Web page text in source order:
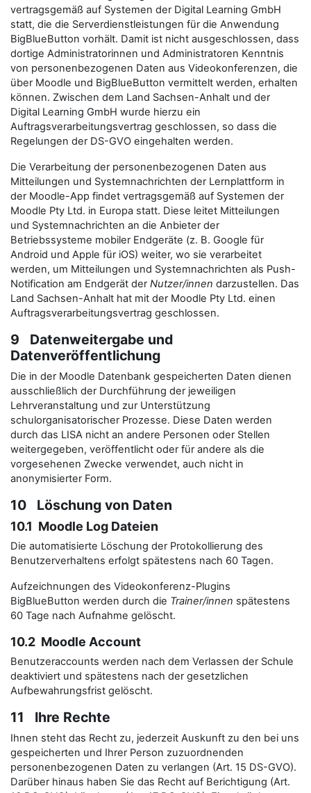
vertragsgemäß auf Systemen der Digital Learning GmbH
statt, die die Serverdienstleistungen für die Anwendung
BigBlueButton vorhält. Damit ist nicht ausgeschlossen, dass
dortige Administratorinnen und Administratoren Kenntnis
von personenbezogenen Daten aus Videokonferenzen, die
über Moodle und BigBlueButton vermittelt werden, erhalten
können. Zwischen dem Land Sachsen-Anhalt und der
Digital Learning GmbH wurde hierzu ein
Auftragsverarbeitungsvertrag geschlossen, so dass die
Regelungen der DS-GVO eingehalten werden.
Die Verarbeitung der personenbezogenen Daten aus
Mitteilungen und Systemnachrichten der Lernplattform in
der Moodle-App findet vertragsgemäß auf Systemen der
Moodle Pty Ltd. in Europa statt. Diese leitet Mitteilungen
und Systemnachrichten an die Anbieter der
Betriebssysteme mobiler Endgeräte (z. B. Google für
Android und Apple für iOS) weiter, wo sie verarbeitet
werden, um Mitteilungen und Systemnachrichten als Push-
Notification am Endgerät derNutzer/innen darzustellen. Das
Land Sachsen-Anhalt hat mit der Moodle Pty Ltd. einen
Auftragsverarbeitungsvertrag geschlossen.
9 Datenweitergabe und
Datenveröffentlichung
Die in der Moodle Datenbank gespeicherten Daten dienen
ausschließlich der Durchführung der jeweiligen
Lehrveranstaltung und zur Unterstützung
schulorganisatorischer Prozesse. Diese Daten werden
durch das LISA nicht an andere Personen oder Stellen
weitergegeben, veröffentlicht oder für andere als die
vorgesehenen Zwecke verwendet, auch nicht in
anonymisierter Form.
10 Löschung von Daten
10.1 Moodle Log Dateien
Die automatisierte Löschung der Protokollierung des
Benutzerverhaltens erfolgt spätestens nach 60 Tagen.
Aufzeichnungen des Videokonferenz-Plugins
BigBlueButton werden durch die Trainer/innen spätestens
60 Tage nach Aufnahme gelöscht.
10.2 Moodle Account
Benutzeraccounts werden nach dem Verlassen der Schule
deaktiviert und spätestens nach der gesetzlichen
Aufbewahrungsfrist gelöscht.
11 Ihre Rechte
Ihnen steht das Recht zu, jederzeit Auskunft zu den bei uns
gespeicherten und Ihrer Person zuzuordnenden
personenbezogenen Daten zu verlangen (Art. 15 DS-GVO).
Darüber hinaus haben Sie das Recht auf Berichtigung (Art.